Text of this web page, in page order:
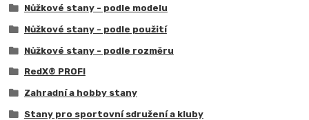
Nůžkové stany - podle modelu
Nůžkové stany - podle použití
Nůžkové stany - podle rozměru
RedX® PROFI
Zahradní a hobby stany
Stany pro sportovní sdružení a kluby